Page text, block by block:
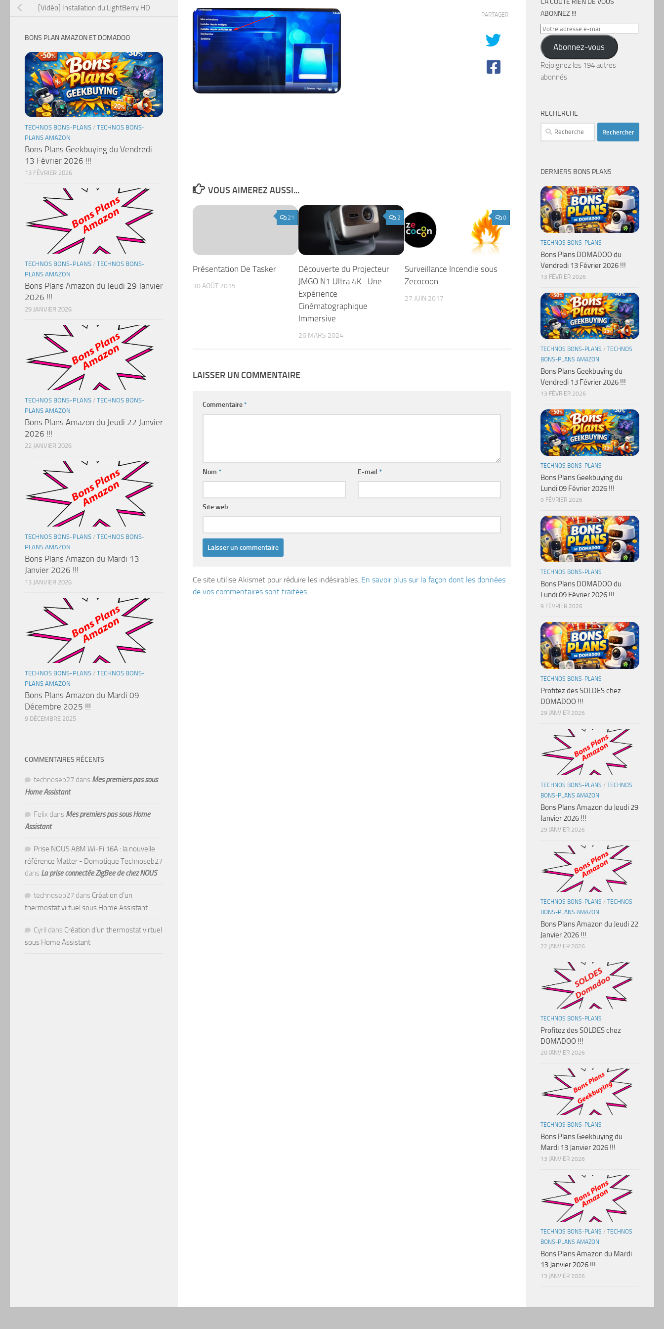
PARTAGER
VOUS AIMEREZ AUSSI...
21
Présentation De Tasker
30 AOÛT 2015
2
Découverte du Projecteur
JMGO N1 Ultra 4K : Une
Expérience
Cinématographique
Immersive
26 MARS 2024
0
Surveillance Incendie sous
Zecocoon
27 JUIN 2017
LAISSER UN COMMENTAIRE
Commentaire*
Nom * E-mail*
Site web
Ce site utilise Akismet pour réduire les indésirables. En savoir plus sur la façon dont les données
de vos commentaires sont traitées
[Vidéo] Installation du LightBerry HD
BONS PLAN AMAZON ET DOMADOO
TECHNOS BONS-PLANS / TECHNOS BONS-
PLANS AMAZON
Bons Plans Geekbuying du Vendredi
13 Février 2026 !!!
13 FÉVRIER 2026
TECHNOS BONS-PLANS / TECHNOS BONS-
PLANS AMAZON
Bons Plans Amazon du Jeudi 29 Janvier
2026 !!!
29 JANVIER 2026
TECHNOS BONS-PLANS / TECHNOS BONS-
PLANS AMAZON
Bons Plans Amazon du Jeudi 22 Janvier
2026 !!!
22 JANVIER 2026
TECHNOS BONS-PLANS / TECHNOS BONS-
PLANS AMAZON
Bons Plans Amazon du Mardi 13
Janvier 2026 !!!
13 JANVIER 2026
TECHNOS BONS-PLANS / TECHNOS BONS-
PLANS AMAZON
Bons Plans Amazon du Mardi 09
Décembre 2025 !!!
9 DÉCEMBRE 2025
COMMENTAIRES RÉCENTS
technoseb27 dans Mes premiers pas sous
Home Assistant
Felix dans Mes premiers pas sous Home
Assistant
Prise NOUS A8M Wi-Fi 16A : la nouvelle
référence Matter - Domotique Technoseb27
dans La prise connectée ZigBee de chez NOUS
technoseb27 dans Création d’un
thermostat virtuel sous Home Assistant
Cyril dans Création d’un thermostat virtuel
sous Home Assistant
CA COÛTE RIEN DE VOUS
ABONNEZ !!!
Votre
adresse
e-
mail
Abonnez-vous
Rejoignez les 194 autres
abonnés
RECHERCHE
Rechercher :
DERNIERS BONS PLANS
TECHNOS BONS-PLANS
Bons Plans DOMADOO du
Vendredi 13 Février 2026 !!!
13 FÉVRIER 2026
TECHNOS BONS-PLANS / TECHNOS
BONS-PLANS AMAZON
Bons Plans Geekbuying du
Vendredi 13 Février 2026 !!!
13 FÉVRIER 2026
TECHNOS BONS-PLANS
Bons Plans Geekbuying du
Lundi 09 Février 2026 !!!
9 FÉVRIER 2026
TECHNOS BONS-PLANS
Bons Plans DOMADOO du
Lundi 09 Février 2026 !!!
9 FÉVRIER 2026
TECHNOS BONS-PLANS
Profitez des SOLDES chez
DOMADOO !!!
29 JANVIER 2026
TECHNOS BONS-PLANS / TECHNOS
BONS-PLANS AMAZON
Bons Plans Amazon du Jeudi 29
Janvier 2026 !!!
29 JANVIER 2026
TECHNOS BONS-PLANS / TECHNOS
BONS-PLANS AMAZON
Bons Plans Amazon du Jeudi 22
Janvier 2026 !!!
22 JANVIER 2026
TECHNOS BONS-PLANS
Profitez des SOLDES chez
DOMADOO !!!
20 JANVIER 2026
TECHNOS BONS-PLANS
Bons Plans Geekbuying du
Mardi 13 Janvier 2026 !!!
13 JANVIER 2026
TECHNOS BONS-PLANS / TECHNOS
BONS-PLANS AMAZON
Bons Plans Amazon du Mardi
13 Janvier 2026 !!!
13 JANVIER 2026